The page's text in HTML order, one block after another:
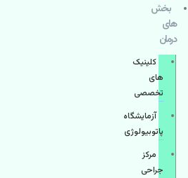
بخش
های
درمان
کلینیک
های
تخصصی
آزمایشگاه
پاتوبیولوژی
مرکز
جراحی